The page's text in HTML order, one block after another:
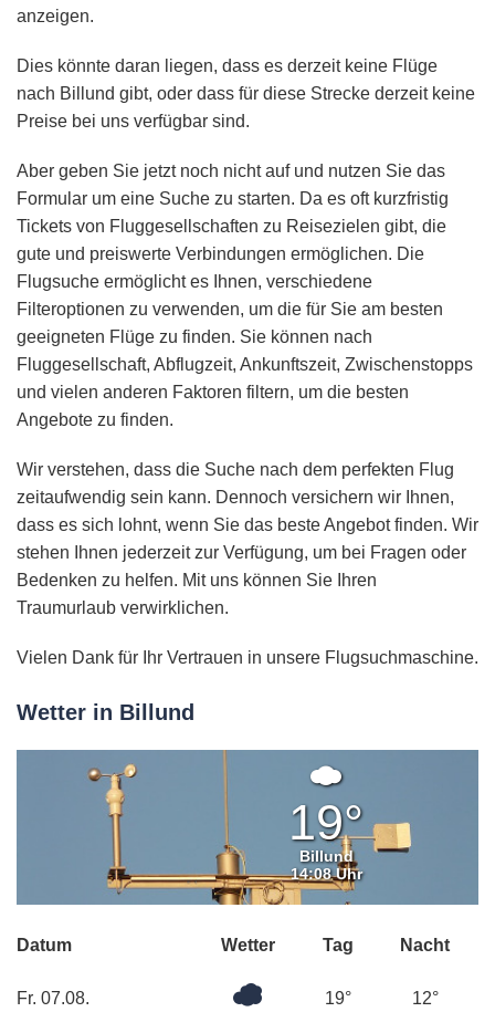
anzeigen.
Dies könnte daran liegen, dass es derzeit keine Flüge
nach Billund gibt, oder dass für diese Strecke derzeit keine
Preise bei uns verfügbar sind.
Aber geben Sie jetzt noch nicht auf und nutzen Sie das
Formular um eine Suche zu starten. Da es oft kurzfristig
Tickets von Fluggesellschaften zu Reisezielen gibt, die
gute und preiswerte Verbindungen ermöglichen. Die
Flugsuche ermöglicht es Ihnen, verschiedene
Filteroptionen zu verwenden, um die für Sie am besten
geeigneten Flüge zu finden. Sie können nach
Fluggesellschaft, Abflugzeit, Ankunftszeit, Zwischenstopps
und vielen anderen Faktoren filtern, um die besten
Angebote zu finden.
Wir verstehen, dass die Suche nach dem perfekten Flug
zeitaufwendig sein kann. Dennoch versichern wir Ihnen,
dass es sich lohnt, wenn Sie das beste Angebot finden. Wir
stehen Ihnen jederzeit zur Verfügung, um bei Fragen oder
Bedenken zu helfen. Mit uns können Sie Ihren
Traumurlaub verwirklichen.
Vielen Dank für Ihr Vertrauen in unsere Flugsuchmaschine.
Wetter in Billund
Mäßig
bewölkt
19°
Billund
14:08 Uhr
Datum Wetter Tag Nacht
Fr. 07.08.
Überwiegend
19° 12°